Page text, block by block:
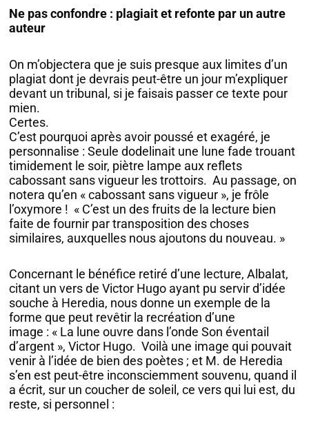
Ne pas confondre : plagiait et refonte par un autre
auteur
On m’objectera que je suis presque aux limites d’un
plagiat dont je devrais peut-être un jour m’expliquer
devant un tribunal, si je faisais passer ce texte pour
mien.
Certes.
C’est pourquoi après avoir poussé et exagéré, je
personnalise : Seule dodelinait une lune fade trouant
timidement le soir, piètre lampe aux reflets
cabossant sans vigueur les trottoirs. Au passage, on
notera qu’en « cabossant sans vigueur », je frôle
l’oxymore ! « C’est un des fruits de la lecture bien
faite de fournir par transposition des choses
similaires, auxquelles nous ajoutons du nouveau. »
Concernant le bénéfice retiré d’une lecture, Albalat,
citant un vers de Victor Hugo ayant pu servir d’idée
souche à Heredia, nous donne un exemple de la
forme que peut revêtir la recréation d’une
image : « La lune ouvre dans l’onde Son éventail
d’argent », Victor Hugo. Voilà une image qui pouvait
venir à l’idée de bien des poètes ; et M. de Heredia
s’en est peut-être inconsciemment souvenu, quand il
a écrit, sur un coucher de soleil, ce vers qui lui est, du
reste, si personnel :